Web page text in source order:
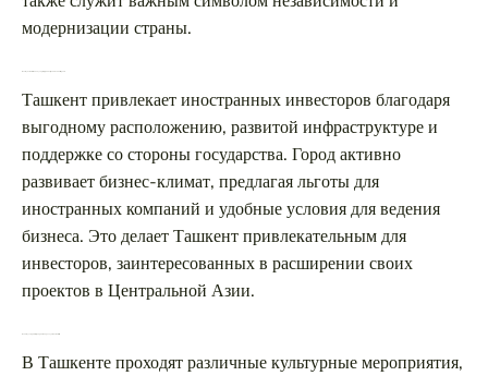
модернизации страны.
Ташкент привлекает иностранных инвесторов благодаря
выгодному расположению, развитой инфраструктуре и
поддержке со стороны государства. Город активно
развивает бизнес-климат, предлагая льготы для
иностранных компаний и удобные условия для ведения
бизнеса. Это делает Ташкент привлекательным для
инвесторов, заинтересованных в расширении своих
проектов в Центральной Азии.
В Ташкенте проходят различные культурные мероприятия,